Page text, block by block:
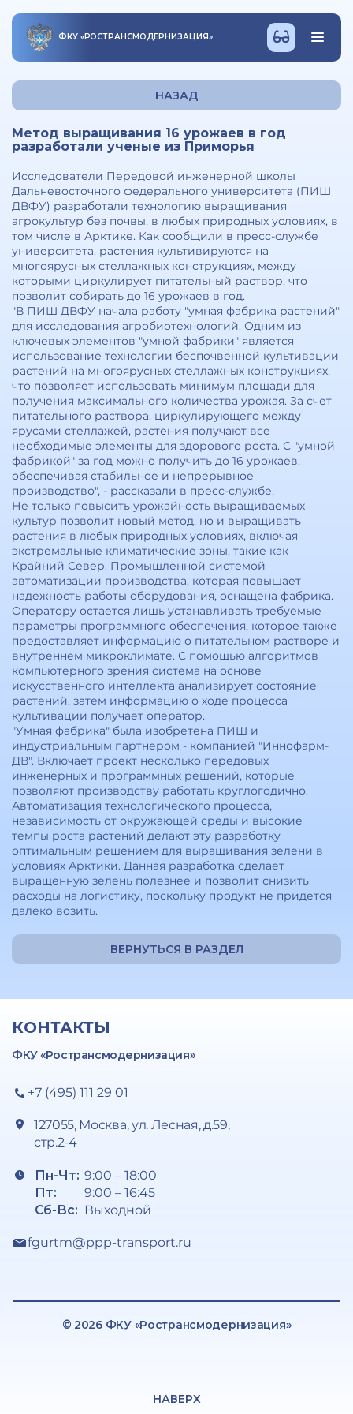
ФКУ «РОСТРАНСМОДЕРНИЗАЦИЯ»
НАЗАД
Метод выращивания 16 урожаев в год
разработали ученые из Приморья
Исследователи Передовой инженерной школы
Дальневосточного федерального университета (ПИШ
ДВФУ) разработали технологию выращивания
агрокультур без почвы, в любых природных условиях, в
том числе в Арктике. Как сообщили в пресс-службе
университета, растения культивируются на
многоярусных стеллажных конструкциях, между
которыми циркулирует питательный раствор, что
позволит собирать до 16 урожаев в год.
"В ПИШ ДВФУ начала работу "умная фабрика растений"
для исследования агробиотехнологий. Одним из
ключевых элементов "умной фабрики" является
использование технологии беспочвенной культивации
растений на многоярусных стеллажных конструкциях,
что позволяет использовать минимум площади для
получения максимального количества урожая. За счет
питательного раствора, циркулирующего между
ярусами стеллажей, растения получают все
необходимые элементы для здорового роста. С "умной
фабрикой" за год можно получить до 16 урожаев,
обеспечивая стабильное и непрерывное
производство", - рассказали в пресс-службе.
Не только повысить урожайность выращиваемых
культур позволит новый метод, но и выращивать
растения в любых природных условиях, включая
экстремальные климатические зоны, такие как
Крайний Север. Промышленной системой
автоматизации производства, которая повышает
надежность работы оборудования, оснащена фабрика.
Оператору остается лишь устанавливать требуемые
параметры программного обеспечения, которое также
предоставляет информацию о питательном растворе и
внутреннем микроклимате. С помощью алгоритмов
компьютерного зрения система на основе
искусственного интеллекта анализирует состояние
растений, затем информацию о ходе процесса
культивации получает оператор.
"Умная фабрика" была изобретена ПИШ и
индустриальным партнером - компанией "Иннофарм-
ДВ". Включает проект несколько передовых
инженерных и программных решений, которые
позволяют производству работать круглогодично.
Автоматизация технологического процесса,
независимость от окружающей среды и высокие
темпы роста растений делают эту разработку
оптимальным решением для выращивания зелени в
условиях Арктики. Данная разработка сделает
выращенную зелень полезнее и позволит снизить
расходы на логистику, поскольку продукт не придется
далеко возить.
ВЕРНУТЬСЯ В РАЗДЕЛ
КОНТАКТЫ
ФКУ «Ространсмодернизация»
+7 (495) 111 29 01
127055, Москва, ул. Лесная, д.59,
стр.2-4
Пн-Чт:
Пт:
Сб-Вс:
9:00 – 18:00
9:00 – 16:45
Выходной
fgurtm@ppp-transport.ru
© 2026 ФКУ «Ространсмодернизация»
НАВЕРХ